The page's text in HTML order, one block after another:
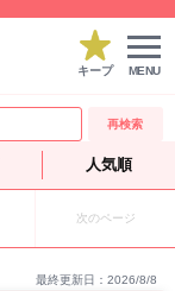
キープ MENU
再検索
人気順
次のページ
最終更新日：2026/8/8